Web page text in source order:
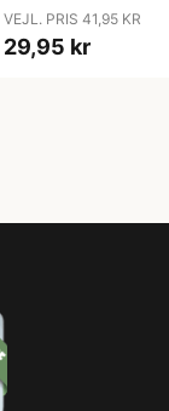
VEJL. PRIS 41,95 KR
29,95 kr